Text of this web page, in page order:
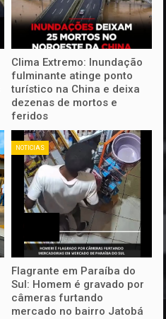
Clima Extremo: Inundação
fulminante atinge ponto
turístico na China e deixa
dezenas de mortos e
feridos
NOTICIAS
Flagrante em Paraíba do
Sul: Homem é gravado por
câmeras furtando
mercado no bairro Jatobá